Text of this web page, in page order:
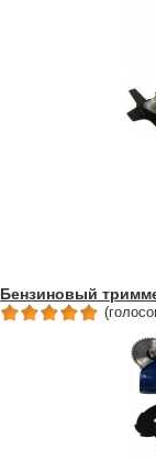
Бензиновый